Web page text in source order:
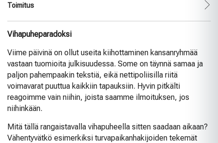
Toimitus
Vihapuheparadoksi
Viime päivinä on ollut useita kiihottaminen kansanryhmää
vastaan tuomioita julkisuudessa. Some on täynnä samaa ja
paljon pahempaakin tekstiä, eikä nettipoliisilla riitä
voimavarat puuttua kaikkiin tapauksiin. Hyvin pitkälti
reagoimme vain niihin, joista saamme ilmoituksen, jos
niihinkään.
Mitä tällä rangaistavalla vihapuheella sitten saadaan aikaan?
Vähentyvätkö esimerkiksi turvapaikanhakijoiden tekemät